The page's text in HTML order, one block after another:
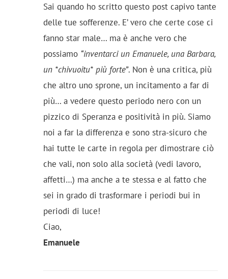
Sai quando ho scritto questo post capivo tante
delle tue sofferenze. E’ vero che certe cose ci
fanno star male… ma è anche vero che
possiamo “inventarci un Emanuele, una Barbara,
un *chivuoitu* più forte”. Non è una critica, più
che altro uno sprone, un incitamento a far di
più… a vedere questo periodo nero con un
pizzico di Speranza e positività in più. Siamo
noi a far la differenza e sono stra-sicuro che
hai tutte le carte in regola per dimostrare ciò
che vali, non solo alla società (vedi lavoro,
affetti…) ma anche a te stessa e al fatto che
sei in grado di trasformare i periodi bui in
periodi di luce!
Ciao,
Emanuele